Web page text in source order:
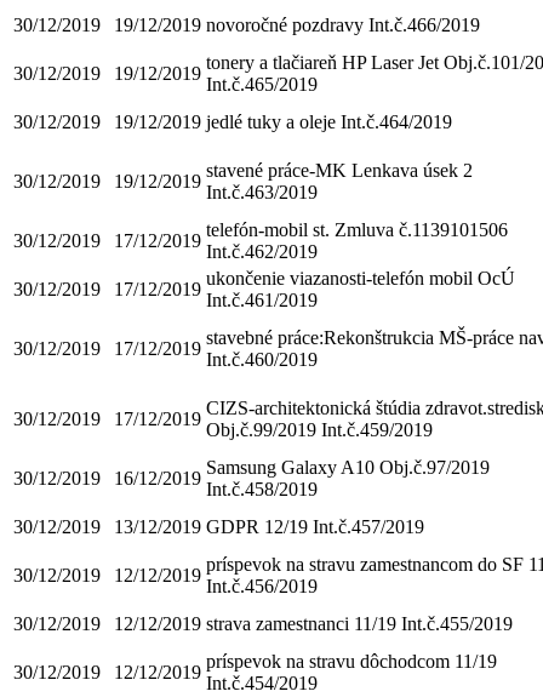
30/12/2019
19/12/2019 novoročné pozdravy Int.č.466/2019
30/12/2019 19/12/2019
tonery a tlačiareň HP Laser Jet Obj.č.101/
Int.č.465/2019
30/12/2019
19/12/2019 jedlé tuky a oleje Int.č.464/2019
30/12/2019 19/12/2019
stavené práce-MK Lenkava úsek 2
Int.č.463/2019
30/12/2019 17/12/2019
telefón-mobil st. Zmluva č.1139101506
Int.č.462/2019
30/12/2019
17/12/2019
ukončenie viazanosti-telefón mobil OcÚ
Int.č.461/2019
30/12/2019 17/12/2019
stavebné práce:Rekonštrukcia MŠ-práce
Int.č.460/2019
30/12/2019 17/12/2019
CIZS-architektonická štúdia
Obj.č.99/2019 Int.č.459/2019
30/12/2019 16/12/2019
Samsung Galaxy A10 Obj.č.97/2019
Int.č.458/2019
30/12/2019
13/12/2019 GDPR 12/19 Int.č.457/2019
30/12/2019 12/12/2019
príspevok na stravu zamestnancom do SF
Int.č.456/2019
30/12/2019
12/12/2019 strava zamestnanci 11/19 Int.č.455/2019
30/12/2019 12/12/2019
príspevok na stravu dôchodcom 11/19
Int.č.454/2019